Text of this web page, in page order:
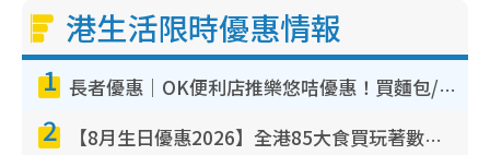
港生活限時優惠情報
1 長者優惠｜OK便利店推樂悠咭優惠！買麵包/牛奶/保健品拍卡即減
2 【8月生日優惠2026】全港85大食買玩著數攻略 自助餐/火鍋放題同行免費＋誠品/DONKI送現金券